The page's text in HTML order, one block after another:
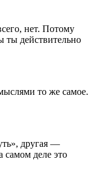
нет. Потому
ты действительно
то же самое.
другая —
самом деле это